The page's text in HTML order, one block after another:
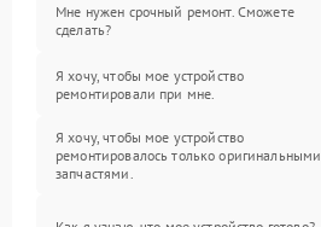
Мне нужен срочный ремонт. Сможете
сделать?
Я хочу, чтобы мое устройство
ремонтировали при мне.
Я хочу, чтобы мое устройство
ремонтировалось только оригинальными
запчастями.